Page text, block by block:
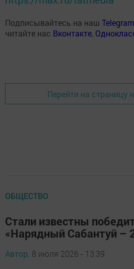
Подписывайтесь на наш
читайте нас Вконтакте,
Перейти на страницу
ОБЩЕСТВО
Стали известны
«Нарядный Сабантуй –
Автор, 8 июля 2026 - 13:39